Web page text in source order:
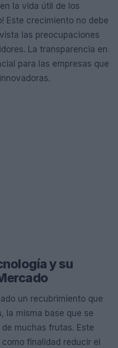
la vida útil de los
Este crecimiento no debe
las preocupaciones
La transparencia en
para las empresas que
y su
un recubrimiento que
, la misma base que se
muchas frutas. Este
finalidad reducir el